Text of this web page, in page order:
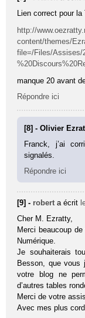
Lien correct pour la
http://
content/themes/
file=/Files/Assises/
manque 20 avant
Répondre ici
[8] - Olivier
Franck, j’ai
signalés.
Répondre ici
[9] - robert a écrit
Cher M. Ezratty,
Merci beaucoup
Numérique.
Je souhaiterais
Besson, que vous
votre blog ne
d’autres tables
Merci de votre
Avec mes plus